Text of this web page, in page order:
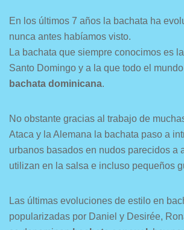
En los últimos 7 años la bachata ha
nunca antes habíamos visto.
La bachata que siempre conocimos es
Santo Domingo y a la que todo el
bachata dominicana.
No obstante gracias al trabajo de
Ataca y la Alemana la bachata paso a
urbanos basados en nudos parecidos a
utilizan en la salsa e incluso pequeños
Las últimas evoluciones de estilo en
popularizadas por Daniel y Desirée,